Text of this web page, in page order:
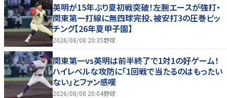
英明が15年ぶり夏初戦突破！左腕エースが強打・
関東第一打線に無四球完投、被安打3の圧巻ピッ
チング【26年夏甲子園】
2026/08/08 20:35野球
関東第一vs英明は前半終了で1対1の好ゲーム！
ハイレベルな攻防に「1回戦で当たるのはもったい
ない」とファン感嘆
2026/08/08 20:04野球